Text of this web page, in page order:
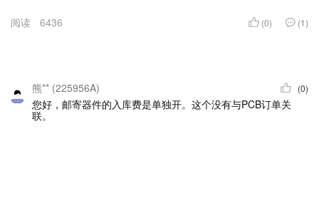
阅读 6436 (0) (1)
熊** (225956A) (0)
您好，邮寄器件的入库费是单独开。这个没有与PCB订单关
联。